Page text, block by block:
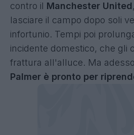
contro il Manchester United
lasciare il campo dopo soli
infortunio. Tempi poi
incidente domestico, che gli
frattura all'alluce. Ma
Palmer è pronto per